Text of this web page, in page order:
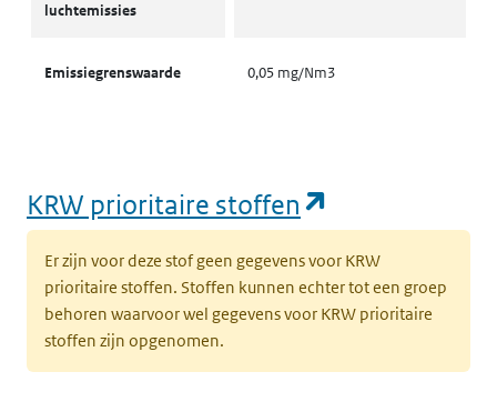
luchtemissies
Emissiegrenswaarde 0,05 mg/Nm3
KRW prioritaire stoffen
Er zijn voor deze stof geen gegevens voor KRW
prioritaire stoffen. Stoffen kunnen echter tot een groep
behoren waarvoor wel gegevens voor KRW prioritaire
stoffen zijn opgenomen.